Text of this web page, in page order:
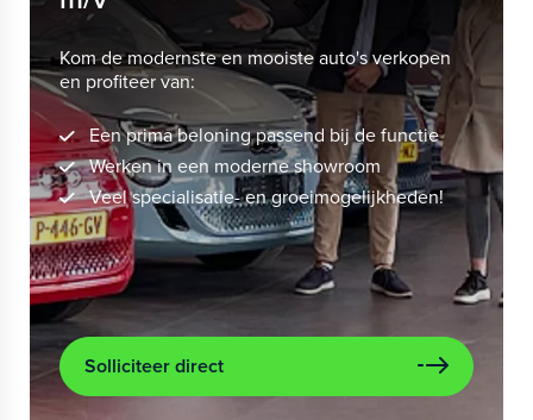
Kom de modernste en mooiste auto's verkopen
en profiteer van:
Een prima beloning passend bij de functie
Werken in een moderne showroom
Veel specialisatie- en groeimogelijkheden!
Solliciteer direct